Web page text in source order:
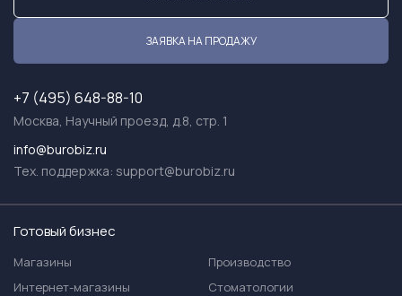
ЗАЯВКА НА ПРОДАЖУ
+7 (495) 648-88-10
Москва, Научный проезд, д.8, стр. 1
info@burobiz.ru
Тех. поддержка: support@burobiz.ru
Готовый бизнес
Магазины
Интернет-магазины
Производство
Стоматологии